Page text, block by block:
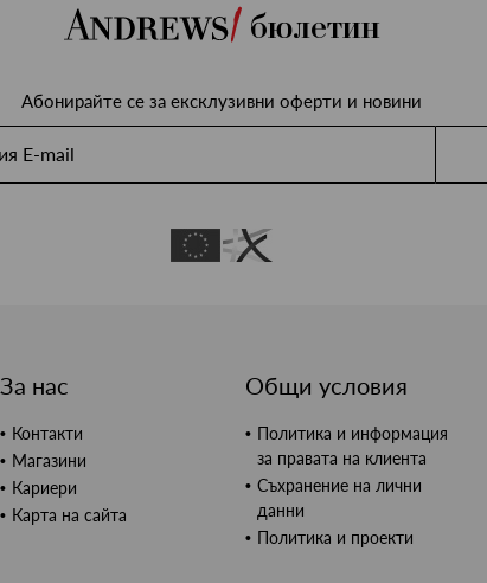
бюлетин
Абонирайте се за ексклузивни оферти и новини
За нас
Контакти
Магазини
Кариери
Карта на сайта
Общи условия
Политика и информация
за правата на клиента
Съхранение на лични
данни
Политика и проекти